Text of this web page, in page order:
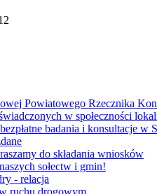
Powiatowego Rzecznika
w społeczności
badania i konsultacje
do składania wniosków
sołectw i gmin!
- relacja
ruchu drogowym